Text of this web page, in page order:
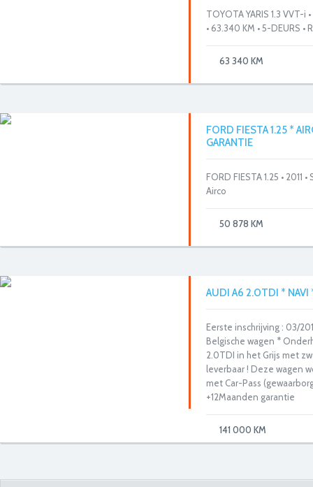
TOYOTA YARIS 1.3 VVT-i
• 63.340 KM • 5-DEURS •
63 340 KM
FORD FIESTA 1.25 *
GARANTIE
FORD FIESTA 1.25 • 2011
Airco
50 878 KM
AUDI A6 2.0TDI * NAVI
Eerste inschrijving : 03/
Belgische wagen *
2.0TDI in het Grijs met
leverbaar ! Deze wagen
met Car-Pass
+12Maanden garantie
141 000 KM